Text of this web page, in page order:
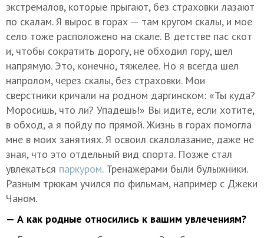
экстремалов, которые прыгают, без страховки лазают
по скалам. Я вырос в горах — там кругом скалы, и мое
село тоже расположено на скале. В детстве пас скот
и, чтобы сократить дорогу, не обходил гору, шел
напрямую. Это, конечно, тяжелее. Но я всегда шел
напролом, через скалы, без страховки. Мои
сверстники кричали на родном даргинском: «Ты куда?
Моросишь, что ли? Упадешь!» Вы идите, если хотите,
в обход, а я пойду по прямой. Жизнь в горах помогла
мне в моих занятиях. Я освоил скалолазание, даже не
зная, что это отдельный вид спорта. Позже стал
увлекаться паркуром. Тренажерами были булыжники.
Разным трюкам учился по фильмам, например с Джеки
Чаном.
— А как родные относились к вашим увлечениям?